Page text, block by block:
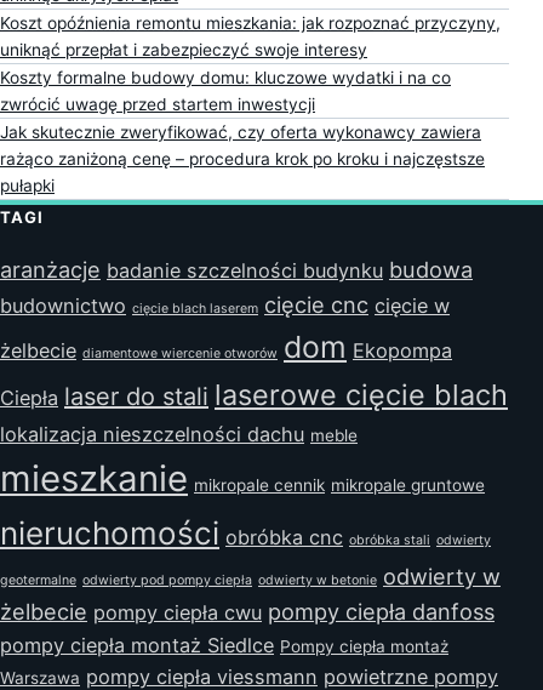
Koszt opóźnienia remontu mieszkania: jak rozpoznać przyczyny,
uniknąć przepłat i zabezpieczyć swoje interesy
Koszty formalne budowy domu: kluczowe wydatki i na co
zwrócić uwagę przed startem inwestycji
Jak skutecznie zweryfikować, czy oferta wykonawcy zawiera
rażąco zaniżoną cenę – procedura krok po kroku i najczęstsze
pułapki
TAGI
aranżacje badanie szczelności budynku budowa
budownictwo cięcie blach laserem cięcie cnc cięcie w
żelbecie diamentowe wiercenie otworów dom Ekopompa
Ciepła laser do stali laserowe cięcie blach
lokalizacja nieszczelności dachu meble
mieszkanie mikropale cennik mikropale gruntowe
nieruchomości obróbka cnc obróbka stali odwierty
geotermalne odwierty pod pompy ciepła odwierty w betonie odwierty w
żelbecie pompy ciepła cwu pompy ciepła danfoss
pompy ciepła montaż Siedlce Pompy ciepła montaż
Warszawa pompy ciepła viessmann powietrzne pompy